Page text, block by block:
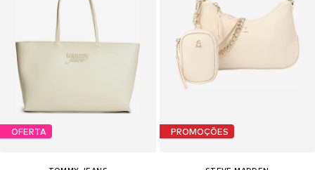
OFERTA PROMOÇÕES